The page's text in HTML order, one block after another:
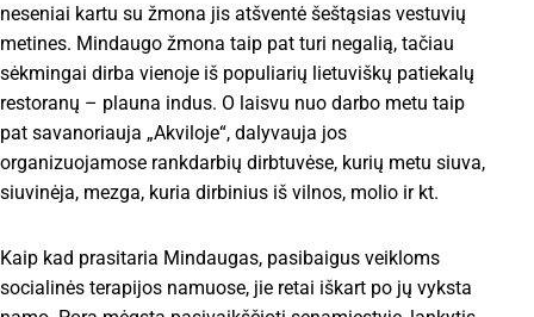
neseniai kartu su žmona jis atšventė šeštąsias vestuvių
metines. Mindaugo žmona taip pat turi negalią, tačiau
sėkmingai dirba vienoje iš populiarių lietuviškų patiekalų
restoranų – plauna indus. O laisvu nuo darbo metu taip
pat savanoriauja „Akviloje“, dalyvauja jos
organizuojamose rankdarbių dirbtuvėse, kurių metu siuva,
siuvinėja, mezga, kuria dirbinius iš vilnos, molio ir kt.
Kaip kad prasitaria Mindaugas, pasibaigus veikloms
socialinės terapijos namuose, jie retai iškart po jų vyksta